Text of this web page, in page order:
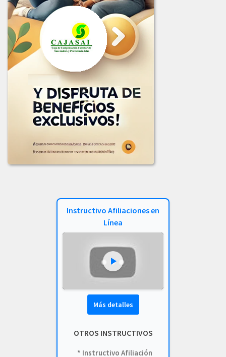
COMUNICADO_ADJUDICACION_LIC-001-2024.pdf
COMUNICADO_ADJUDICACION_LIC-002-2024.pdf
INFORME_EVALUACION_LIC-002-2024.pdf
INFORME_LICITACION_OFERTAS_001-2024.pdf
LICITACION_2024-001.PDF
LICITACION_No_002-2024.pdf
COMUNICADO_LICITACION-002-2023.pdf
INFORME_EVALUACION_COMIT_COMPRAS_LIC_-001-2023.pdf
INF_EVALUACION_COMITE_COMPRAS_LIC-002-2023.pdf
LICITACION_003_DE_2023.PDF
LICITACION_DE_OFERTAS_002-2023.PDF
LICITACION_DE_OFERTA_N_004_DE_2023.pdf
LICITACION_OFERTAS-004-2023.pdf
LICITACION_OFERTAS_001-2023.pdf
Instructivo Afiliaciones en
Línea
Más detalles
OTROS INSTRUCTIVOS
* Instructivo Afiliación